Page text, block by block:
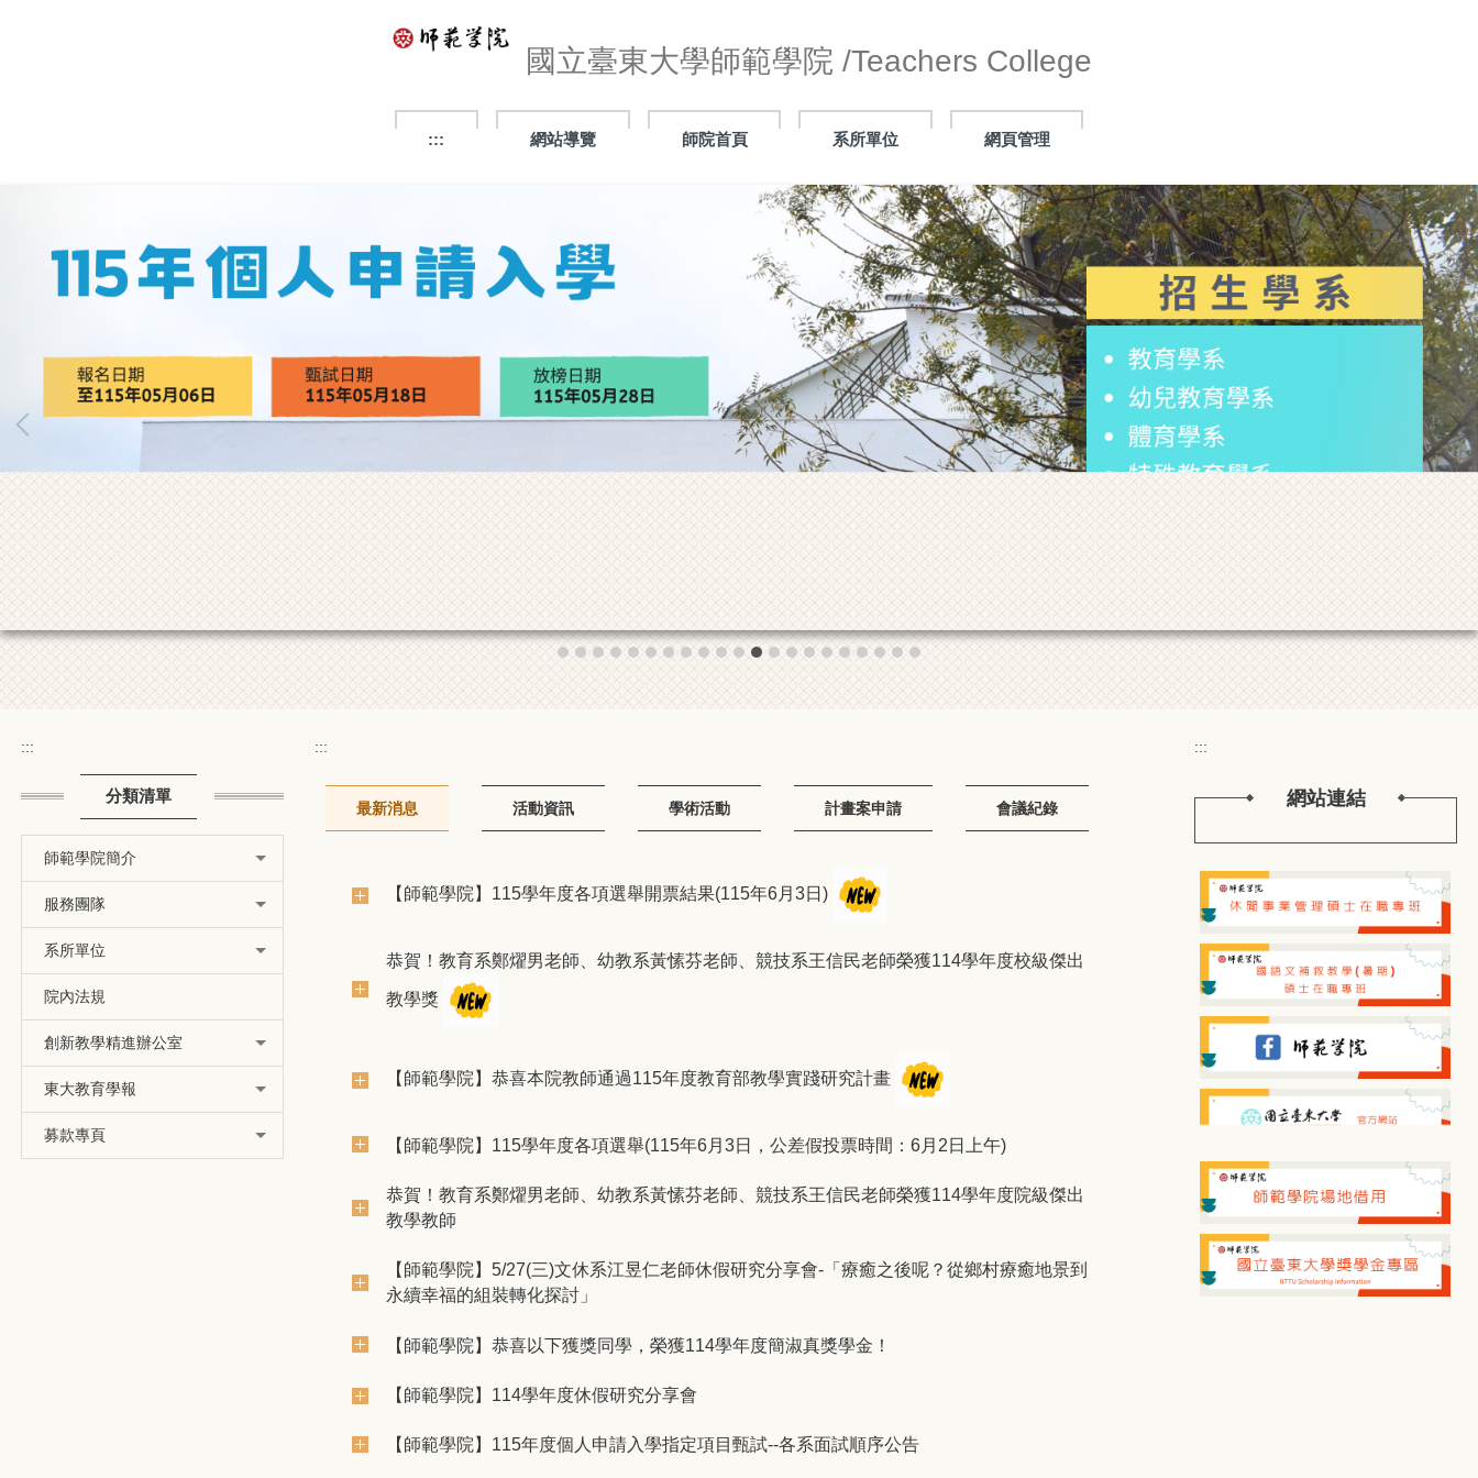
國立臺東大學師範學院 /Teachers College
::: 網站導覽 師院首頁 系所單位 網頁管理
:::
分類清單
師範學院簡介
服務團隊
系所單位
院內法規
創新教學精進辦公室
東大教育學報
募款專頁
:::
最新消息 活動資訊 學術活動 計畫案申請 會議紀錄
【師範學院】115學年度各項選舉開票結果(115年6月3日)
恭賀！教育系鄭燿男老師、幼教系黃愫芬老師、競技系王信民老師榮獲114學年度校級傑出
教學獎
【師範學院】恭喜本院教師通過115年度教育部教學實踐研究計畫
【師範學院】115學年度各項選舉(115年6月3日，公差假投票時間：6月2日上午)
恭賀！教育系鄭燿男老師、幼教系黃愫芬老師、競技系王信民老師榮獲114學年度院級傑出
教學教師
【師範學院】5/27(三)文休系江昱仁老師休假研究分享會-「療癒之後呢？從鄉村療癒地景到
永續幸福的組裝轉化探討」
【師範學院】恭喜以下獲獎同學，榮獲114學年度簡淑真獎學金！
【師範學院】114學年度休假研究分享會
【師範學院】115年度個人申請入學指定項目甄試--各系面試順序公告
:::
網站連結